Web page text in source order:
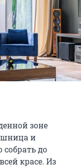
зоне
и
до
красе. Из